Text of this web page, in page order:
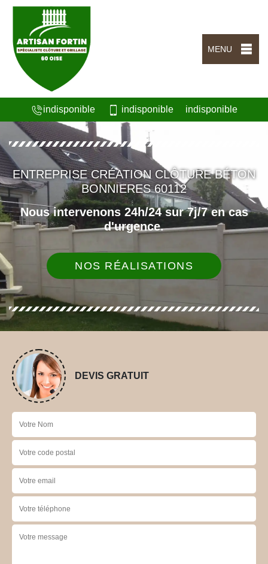
MENU
indisponible indisponible indisponible
ENTREPRISE CRÉATION CLÔTURE BÉTON
BONNIERES 60112
Nous intervenons 24h/24 sur 7j/7 en cas
d'urgence.
NOS RÉALISATIONS
DEVIS GRATUIT